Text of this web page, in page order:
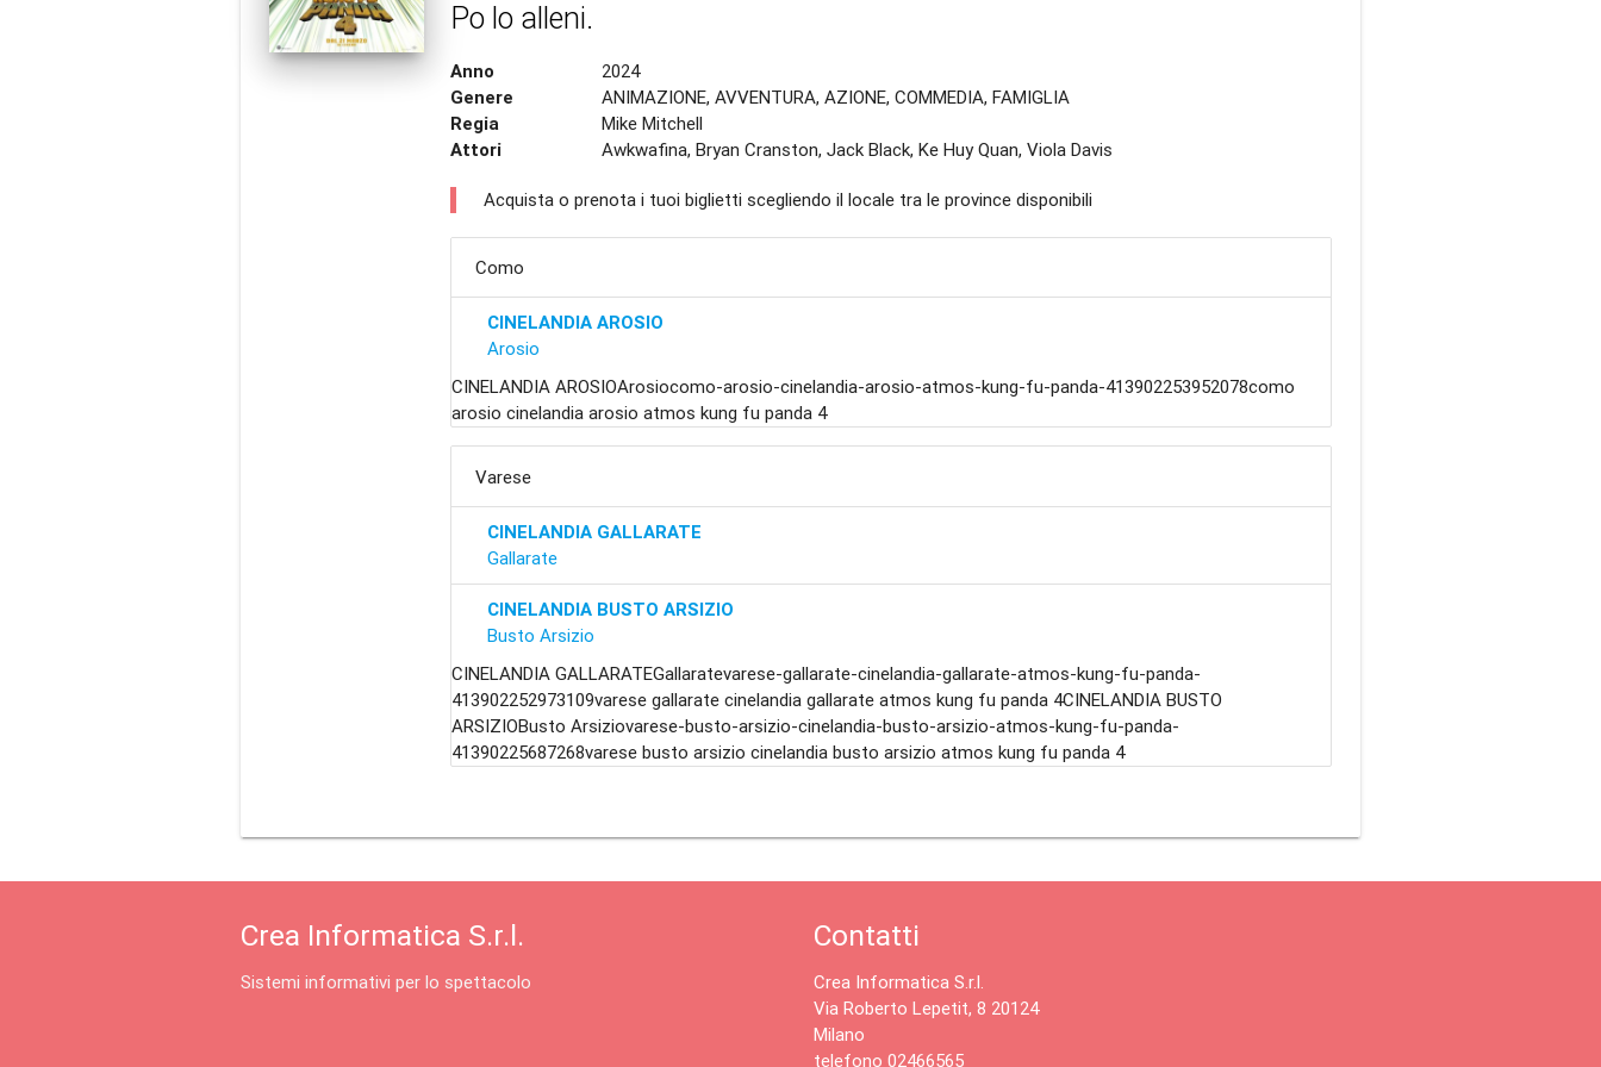
Po lo alleni.
Anno
2024
Genere
ANIMAZIONE, AVVENTURA, AZIONE, COMMEDIA, FAMIGLIA
Regia
Mike Mitchell
Attori
Awkwafina, Bryan Cranston, Jack Black, Ke Huy Quan, Viola Davis
Acquista o prenota i tuoi biglietti scegliendo il locale tra le province disponibili
Como
CINELANDIA AROSIO
Arosio
CINELANDIA AROSIOArosiocomo-arosio-cinelandia-arosio-atmos-kung-fu-panda-413902253952078como
arosio cinelandia arosio atmos kung fu panda 4
Varese
CINELANDIA GALLARATE
Gallarate
CINELANDIA BUSTO ARSIZIO
Busto Arsizio
CINELANDIA GALLARATEGallaratevarese-gallarate-cinelandia-gallarate-atmos-kung-fu-panda-
413902252973109varese gallarate cinelandia gallarate atmos kung fu panda 4CINELANDIA BUSTO
ARSIZIOBusto Arsiziovarese-busto-arsizio-cinelandia-busto-arsizio-atmos-kung-fu-panda-
41390225687268varese busto arsizio cinelandia busto arsizio atmos kung fu panda 4
Crea Informatica S.r.l.
Sistemi informativi per lo spettacolo
Contatti
Crea Informatica S.r.l.
Via Roberto Lepetit, 8 20124
Milano
telefono 02466565